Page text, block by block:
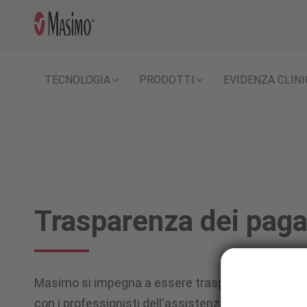
TECNOLOGIA PRODOTTI EVIDENZA
Trasparenza dei
Masimo si impegna a essere trasparente con il
con i professionisti dell'assistenza sanitaria e